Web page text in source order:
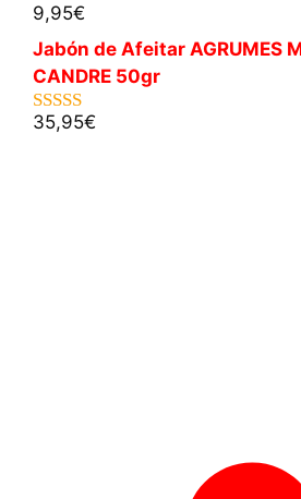
5.00de 5
9,95€
Jabón de Afeitar AGRUMES
CANDRE 50gr
5.00de 5
35,95€